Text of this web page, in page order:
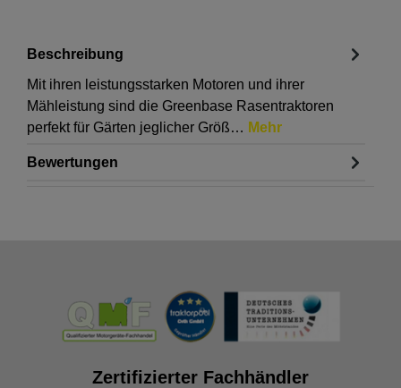
Beschreibung
Mit ihren leistungsstarken Motoren und ihrer
Mähleistung sind die Greenbase Rasentraktoren
perfekt für Gärten jeglicher Größ… Mehr
Bewertungen
Zertifizierter Fachhändler